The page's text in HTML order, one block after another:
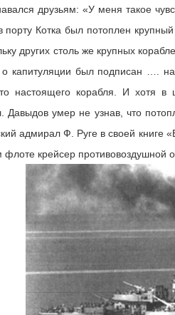
друзьям: «У меня такое
порту Котка был потоплен
других столь же крупных
капитуляции был подписан ….
настоящего корабля. И хотя
Давыдов умер не узнав, что
адмирал Ф. Руге в своей
флоте крейсер противовоздушной